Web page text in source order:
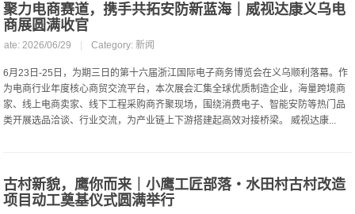
聚力电商赛道，携手共拓安防新蓝海｜威视达康义乌电
商展圆满收官
2026/06/29 Category:新闻
6月23日-25日，为期三日的第十六届浙江国际电子商务博览会在义乌顺利落幕。作
为电商行业年度核心商贸交流平台，本次展会汇集全球优质制造企业，海量跨境商
家、线上电商卖家、线下工程采购商齐聚现场，围绕消费电子、智能安防等热门品
类开展选品洽谈、行业交流，为产业链上下游搭建起高效对接桥梁。 威视达康...
古村新貌，鹰你而来｜小鹰工匠部落・水田村古村改造
项目动工奠基仪式圆满举行